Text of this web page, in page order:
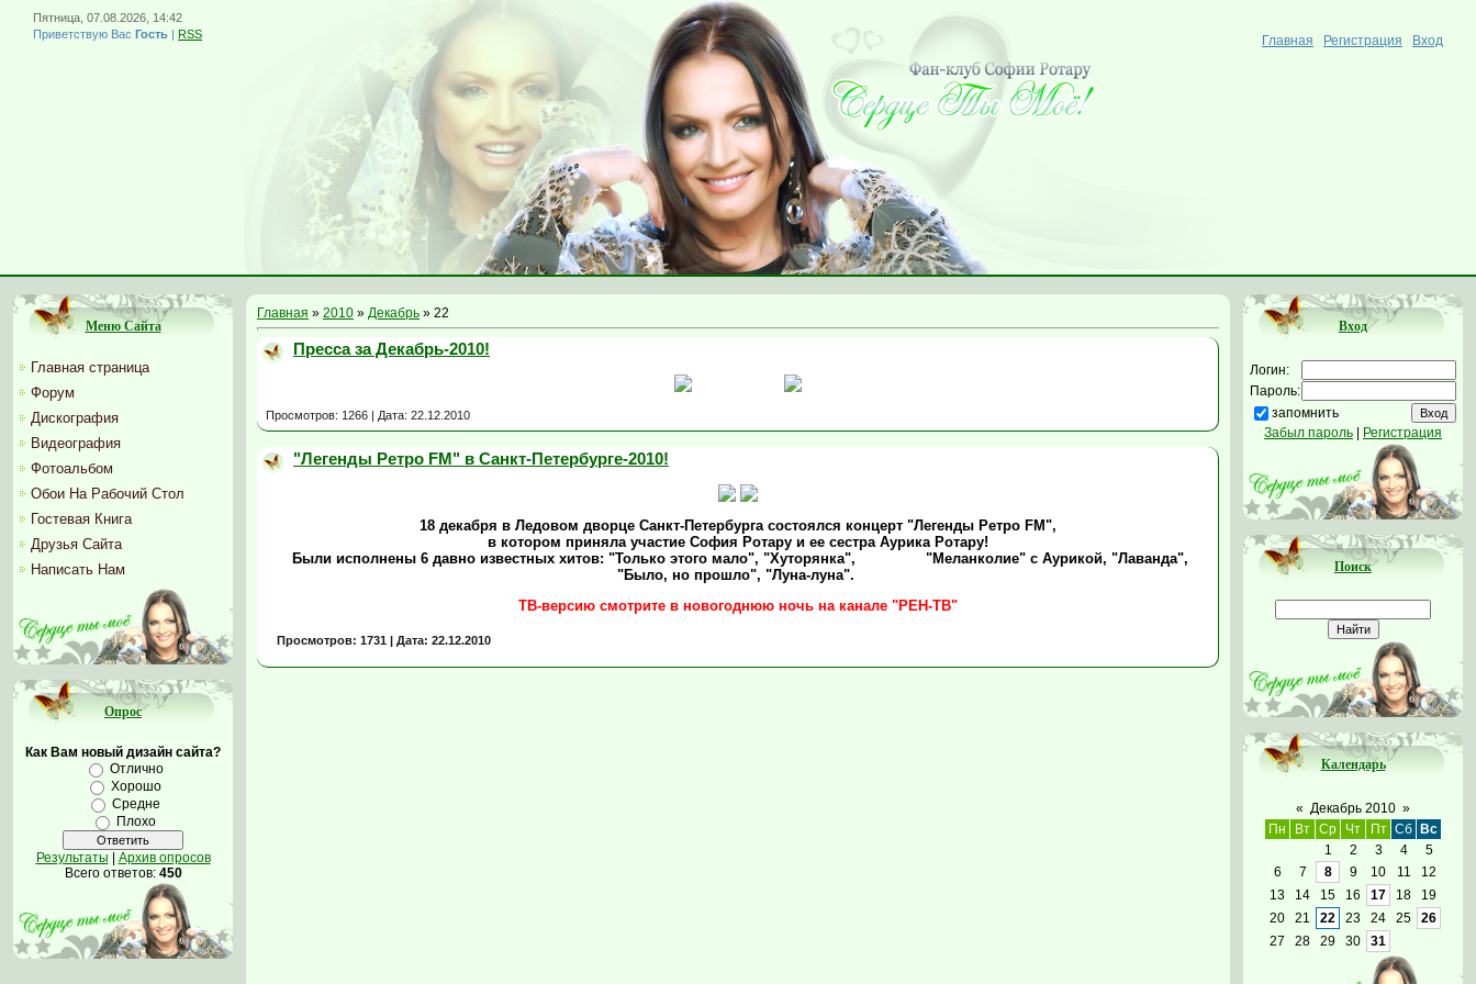
Пятница, 07.08.2026, 14:42
Приветствую Вас Гость | RSS Главная Регистрация Вход
Меню Сайта
Главная страница
Форум
Дискография
Видеография
Фотоальбом
Обои На Рабочий Стол
Гостевая Книга
Друзья Сайта
Написать Нам
Опрос
Как Вам новый дизайн сайта?
Отлично
Хорошо
Средне
Плохо
Результаты
Архив опросов
Всего ответов: 450
Главная » 2010 » Декабрь » 22
Пресса за Декабрь-2010!
Просмотров: 1266 | Дата: 22.12.2010
"Легенды Ретро FM" в Санкт-Петербурге-2010!
18 декабря в Ледовом дворце Санкт-Петербурга состоялся концерт "Легенды Ретро FM",
в котором приняла участие София Ротару и ее сестра Аурика Ротару!
Были исполнены 6 давно известных хитов: "Только этого мало", "Хуторянка", "Меланколие" с Аурикой, "Лаванда",
"Было, но прошло", "Луна-луна".
ТВ-версию смотрите в новогоднюю ночь на канале "РЕН-ТВ"
Просмотров: 1731 | Дата: 22.12.2010
Вход
Логин:
Пароль:
запомнить
Забыл пароль
Регистрация
Поиск
Календарь
« Декабрь 2010 »
Пн
Вт Ср Чт Пт Сб
Вс
1
2 3 4
5
6
7 8 9 10 11
12
13
14 15 16 17 18
19
20
21 22 23 24 25
26
27
28 29 30 31